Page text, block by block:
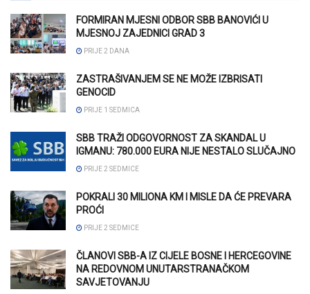
FORMIRAN MJESNI ODBOR SBB BANOVIĆI U
MJESNOJ ZAJEDNICI GRAD 3
PRIJE 2 DANA
ZASTRAŠIVANJEM SE NE MOŽE IZBRISATI
GENOCID
PRIJE 1 SEDMICA
SBB TRAŽI ODGOVORNOST ZA SKANDAL U
IGMANU: 780.000 EURA NIJE NESTALO SLUČAJNO
PRIJE 2 SEDMICE
POKRALI 30 MILIONA KM I MISLE DA ĆE PREVARA
PROĆI
PRIJE 2 SEDMICE
ČLANOVI SBB-A IZ CIJELE BOSNE I HERCEGOVINE
NA REDOVNOM UNUTARSTRANAČKOM
SAVJETOVANJU